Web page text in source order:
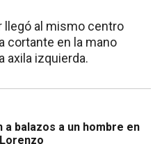
llegó al mismo centro
cortante en la mano
axila izquierda.
a balazos a un hombre en